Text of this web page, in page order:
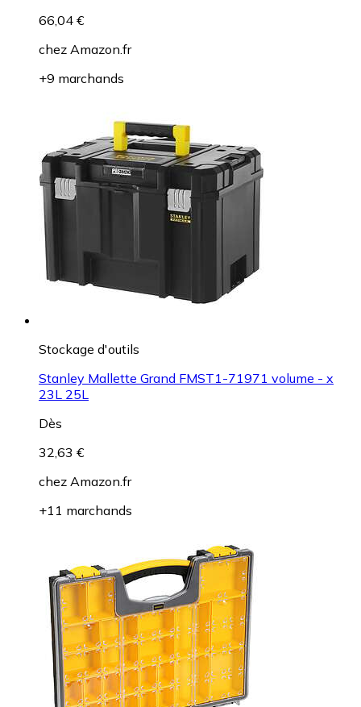
66,04 €
chez Amazon.fr
+9 marchands
Stockage d'outils
Stanley Mallette Grand FMST1-71971 volume - x
23L 25L
Dès
32,63 €
chez Amazon.fr
+11 marchands